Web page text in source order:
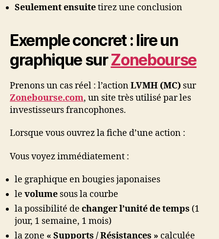
Seulement ensuitetirez une conclusion
Exemple concret : lire un
graphique surZonebourse
Prenons un cas réel : l’actionLVMH (MC) sur
Zonebourse.com, un site très utilisé par les
investisseurs francophones.
Lorsque vous ouvrez la fiche d’une action :
Vous voyez immédiatement :
le graphique en bougies japonaises
le volume sous la courbe
la possibilité de changer l’unité de temps (1
jour, 1 semaine, 1 mois)
la zone « Supports / Résistances » calculée